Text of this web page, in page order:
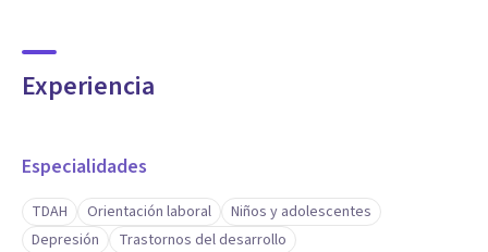
Experiencia
Especialidades
TDAH Orientación laboral
Niños y adolescentes
Depresión
Trastornos del desarrollo